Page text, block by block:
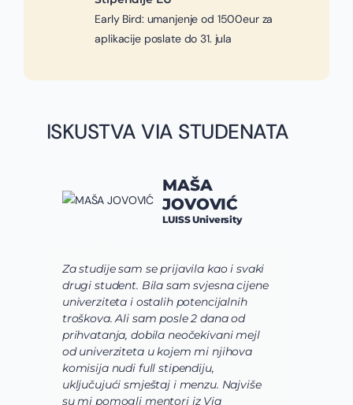
Early Bird: umanjenje od 1500eur za
aplikacije poslate do 31. jula
ISKUSTVA VIA STUDENATA
Za studije sam se prijavila kao i svaki
drugi student. Bila sam svjesna cijene
univerziteta i ostalih potencijalnih
troškova. Ali sam posle 2 dana od
prihvatanja, dobila neočekivani mejl
od univerziteta u kojem mi njihova
komisija nudi full stipendiju,
uključujući smještaj i menzu. Najviše
su mi pomogli mentori iz Via
MAŠA
JOVOVIĆ
LUISS University